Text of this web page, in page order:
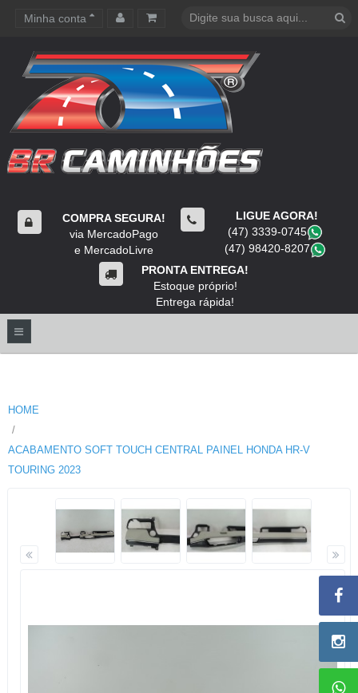
Minha conta
COMPRA SEGURA!
via MercadoPago
e MercadoLivre
LIGUE AGORA!
(47) 3339-0745
(47) 98420-8207
PRONTA ENTREGA!
Estoque próprio!
Entrega rápida!
HOME
ACABAMENTO SOFT TOUCH CENTRAL PAINEL HONDA HR-V
TOURING 2023